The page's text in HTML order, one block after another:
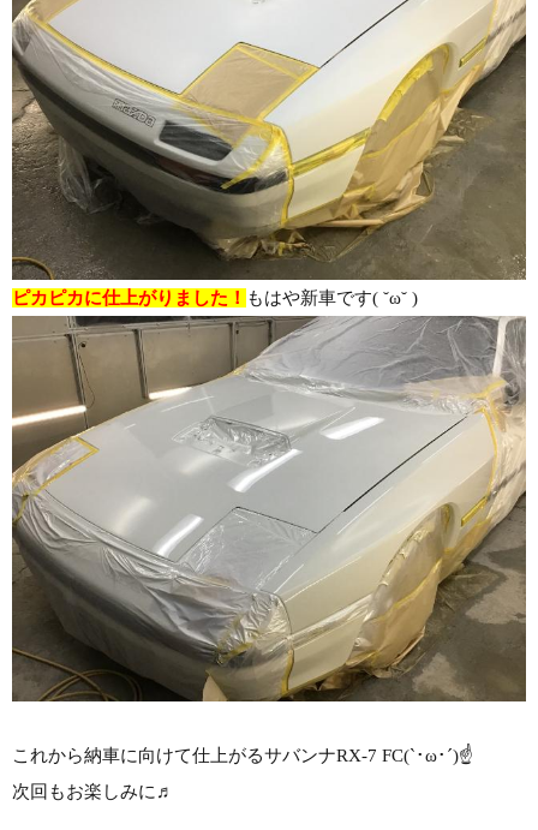
ピカピカに仕上がりました！ もはや新車です( ˘ω˘ )
これから納車に向けて仕上がるサバンナRX-7 FC(`･ω･´)☝
次回もお楽しみに♬